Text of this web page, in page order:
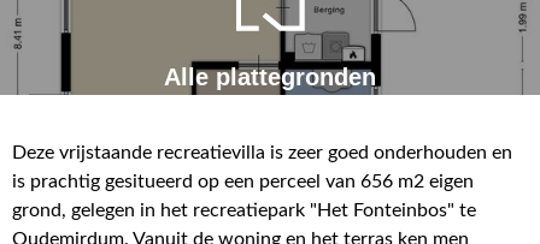
Alle plattegronden
Deze vrijstaande recreatievilla is zeer goed onderhouden en
is prachtig gesitueerd op een perceel van 656 m2 eigen
grond, gelegen in het recreatiepark "Het Fonteinbos" te
Oudemirdum. Vanuit de woning en het terras ken men